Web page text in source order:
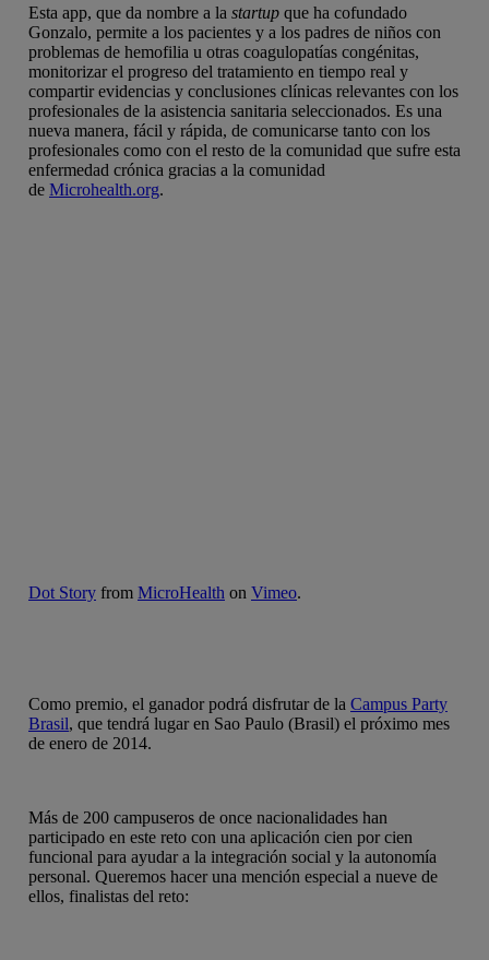
Esta app, que da nombre a la startup que ha cofundado
Gonzalo, permite a los pacientes y a los padres de niños con
problemas de hemofilia u otras coagulopatías congénitas,
monitorizar el progreso del tratamiento en tiempo real y
compartir evidencias y conclusiones clínicas relevantes con los
profesionales de la asistencia sanitaria seleccionados. Es una
nueva manera, fácil y rápida, de comunicarse tanto con los
profesionales como con el resto de la comunidad que sufre esta
enfermedad crónica gracias a la comunidad
de Microhealth.org.
Dot Story from MicroHealth on Vimeo.
Como premio, el ganador podrá disfrutar de la Campus Party
Brasil, que tendrá lugar en Sao Paulo (Brasil) el próximo mes
de enero de 2014.
Más de 200 campuseros de once nacionalidades han
participado en este reto con una aplicación cien por cien
funcional para ayudar a la integración social y la autonomía
personal. Queremos hacer una mención especial a nueve de
ellos, finalistas del reto: